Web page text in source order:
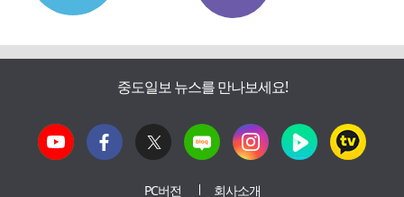
중도일보 뉴스를 만나보세요!
PC버전 회사소개